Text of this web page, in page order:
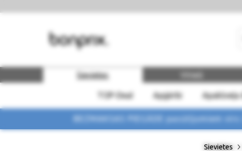
Sievietes
TOP-Deal Apģērbi
Vīrieši
BEZMAKSAS PIEGĀDE pasūtījumiem
Sievietes